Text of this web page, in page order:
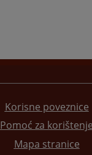
Korisne poveznice
Pomoć za korištenje
Mapa stranice